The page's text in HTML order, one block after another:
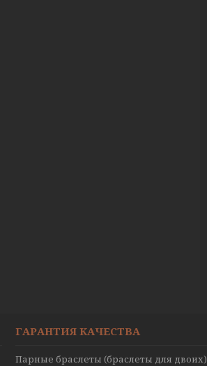
ГАРАНТИЯ КАЧЕСТВА
Парные браслеты (браслеты для двоих)